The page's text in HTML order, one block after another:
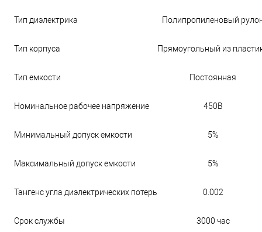
Тип диэлектрика Полипропиленовый
Тип корпуса Прямоугольный из
Тип емкости Постоянная
Номинальное рабочее напряжение 450В
Минимальный допуск емкости 5%
Максимальный допуск емкости 5%
Тангенс угла диэлектрических потерь 0.002
Срок службы 3000 час